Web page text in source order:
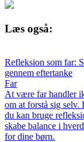
Læs også:
Refleksion som far:
gennem eftertanke
Far
At være far handler
om at forstå sig
du kan bruge
skabe balance i
for dine børn.